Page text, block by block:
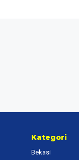
Kategori
Bekasi